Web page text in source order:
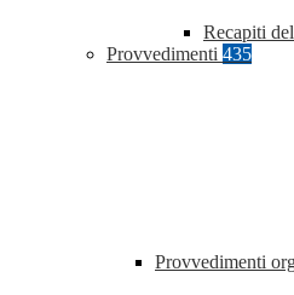
Recapiti
Provvedimenti 435
Provvedimenti